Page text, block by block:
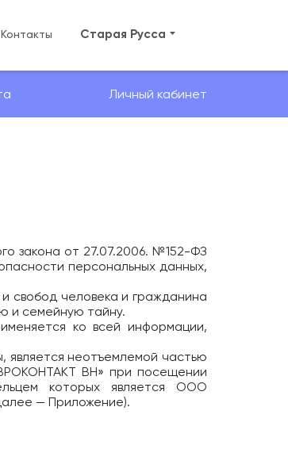
Контакты Старая Русса
Личный кабинет
закона от 27.07.2006. №152-ФЗ
персональных данных,
свобод человека и гражданина
и семейную тайну.
ко всей информации,
неотъемлемой частью
ВН» при посещении
которых является ООО
— Приложение).